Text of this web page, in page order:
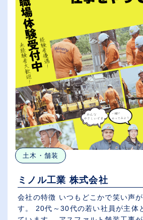
土木・舗装
ミノル工業 株式会社
会社の特徴 いつもどこかで笑い声
す。 20代～30代の若い社員が主体